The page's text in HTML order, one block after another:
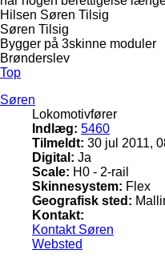
Hilsen Søren Tilsig
Søren Tilsig
Bygger på 3skinne moduler
Brønderslev
Top
Søren
Lokomotivfører
Indlæg: 5460
Tilmeldt: 30 jul 2011,
Digital: Ja
Scale: H0 - 2-rail
Skinnesystem: Flex
Geografisk sted:
Kontakt:
Kontakt Søren
Websted